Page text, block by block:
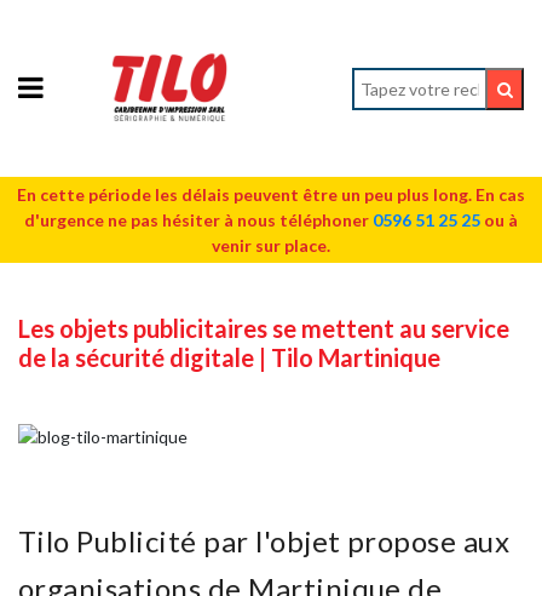
En cette période les délais peuvent être un peu plus long. En cas
d'urgence ne pas hésiter à nous téléphoner 0596 51 25 25 ou à
venir sur place.
Les objets publicitaires se mettent au service
de la sécurité digitale | Tilo Martinique
Tilo Publicité par l'objet propose aux
organisations de Martinique de